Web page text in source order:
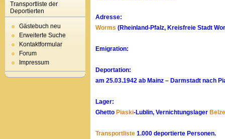
Transportliste der
Deportierten
Gästebuch neu
Erweiterte Suche
Kontaktformular
Forum
Impressum
Adresse:
Worms (Rheinland-Pfalz, Kreisfreie Stadt
Emigration:
Deportation:
am 25.03.1942 ab Mainz – Darmstadt nach
Lager:
Ghetto Piaski-Lublin, Vernichtungslager
Transportliste 1.000 deportierte Personen.